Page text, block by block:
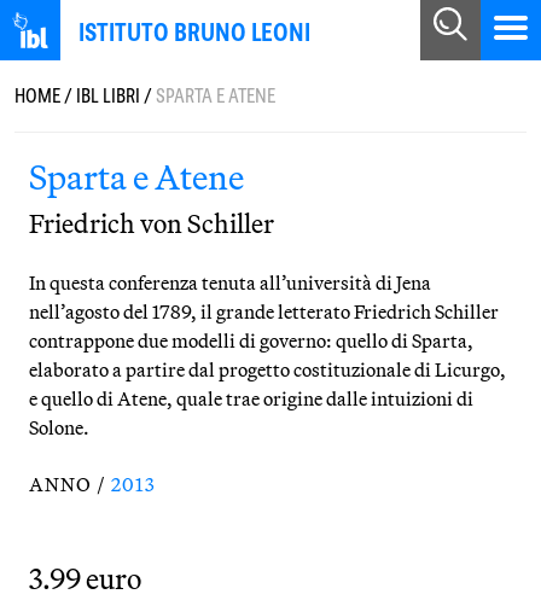
ISTITUTO BRUNO LEONI
HOME/IBL LIBRI/SPARTA E ATENE
Sparta e Atene
Friedrich von Schiller
In questa conferenza tenuta all’università di Jena
nell’agosto del 1789, il grande letterato Friedrich Schiller
contrappone due modelli di governo: quello di Sparta,
elaborato a partire dal progetto costituzionale di Licurgo,
e quello di Atene, quale trae origine dalle intuizioni di
Solone.
ANNO / 2013
3.99 euro